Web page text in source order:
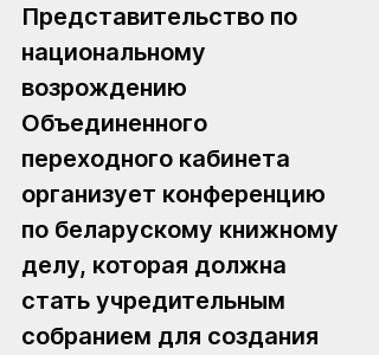
Представительство по
национальному
возрождению
Объединенного
переходного кабинета
организует конференцию
по беларускому книжному
делу, которая должна
стать учредительным
собранием для создания